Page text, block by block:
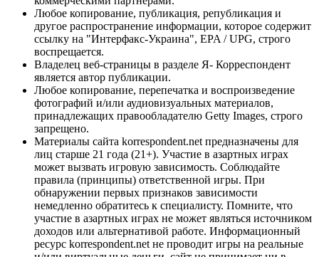
Любое копирование, публикация, републикация и
другое распространение информации, которое содержит
ссылку на "Интерфакс-Украина", EPA / UPG, строго
воспрещается.
Владелец веб-страницы в разделе Я- Корреспондент
является автор публикации.
Любое копирование, перепечатка и воспроизведение
фотографий и/или аудиовизуальных материалов,
принадлежащих правообладателю Getty Images, строго
запрещено.
Материалы сайта korrespondent.net предназначены для
лиц старше 21 года (21+). Участие в азартных играх
может вызвать игровую зависимость. Соблюдайте
правила (принципы) ответственной игры. При
обнаружении первых признаков зависимости
немедленно обратитесь к специалисту. Помните, что
участие в азартных играх не может являться источником
доходов или альтернативой работе. Информационный
ресурс korrespondent.net не проводит игры на реальные